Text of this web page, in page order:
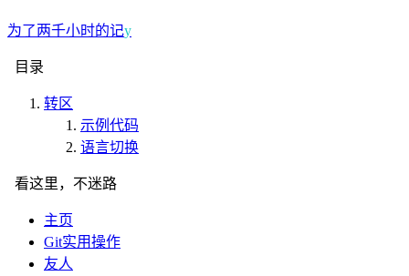
为了两千小时的记忆
目录
转区
示例代码
语言切换
看这里，不迷路
主页
Git实用操作
友人